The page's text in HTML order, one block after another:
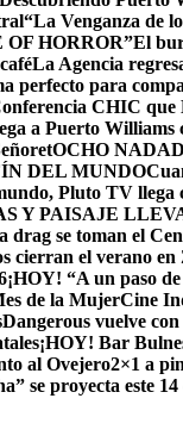
“La Venganza de
OF HORROR”El
La Agencia
perfecto para
CHIC que
a Puerto Williams
OCHO
DEL MUNDO
Pluto TV llega
Y PAISAJE
drag se toman el
cierran el verano
¡HOY! “A un paso
de la MujerCine
Dangerous vuelve
¡HOY! Bar
al Ovejero2×1 a
se proyecta este